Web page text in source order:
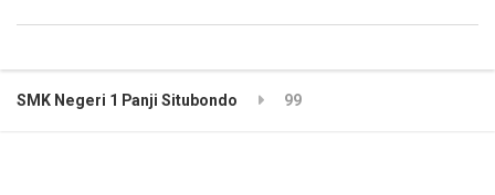
SMK Negeri 1 Panji Situbondo 99